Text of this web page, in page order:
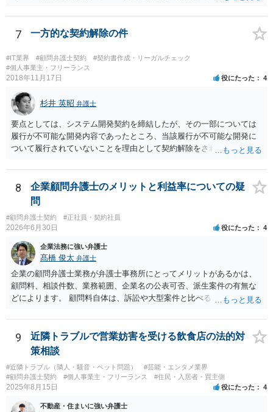
ショットの証拠が縦長や横長に印刷され、文字が間延びしている(読め
ないことはない) →こちらも③と同様であると思います。 以上のとお
り、①～④も訴訟の勝敗に直結するものではないと思われますので、
致命的なミスではないと思います。 もっとも、形式面も仕事の完成物
として当然確認すべきでありますので、今後は気を付けるように弁護
士にお伝えいただいてもよいと思います。
状況です。」 大変悪質ですね。打刻場所のデータと、これまでのタイ
ムカードの虚偽を確認し、突き付けて責任を問題にすることになるで
しょう。 詐欺もありうるでしょうね。 「正しい時間がわからないとい
うタイムカード不正打刻による返還請求はどのようにおこなえばよい
でしょうか？」 想定できる虚偽を前提に、相手と協議して詰めればよ
いかと思います。 確実な記録があれば、それによるのがよいですが、
すべては不可能でしょうので。 相手の言動には早急には返事をせずに
弁護士と相談しながら、対応策を検討する方がよいでしょう。 また、
返還が難しい場合、損害賠償を請求する事はできますでしょうか？ 法
的には可能ですが、立証の問題があります。 協議でも問題にできそう
ですが、調停なども検討できるでしょう。 また、返還請求も損害賠償
請求もせず、「詐欺」として、警察に被害届を出す事は可能でしょう
7 一方的な契約解除の件
#IT業界 #顧問弁護士契約
#契約書作成・リーガルチェック
#個人事業主・フリーランス
2018年11月17日 役にたった 4
杉井 英昭 弁護士
要点としては、システム開発契約を締結したが、その一部については
履行が不可能な開発内容であったところ、当該履行が不可能な開発に
ついて履行されていないことを理由として契約解除をされた。そこ
いうご質問であると理解しました。 まず、「物理的にできない開発で
一方的に契約不履行のように伝えられ」とのことですが、「物理的に
できない」と真に言えるのかどうか、なぜ「物理的にできない開発」
を請け負うことになったのかが問題です。 もし、「物理的にできな
い」という意味が、単に「契約に記載された納期では間に合わない」
ということであれば、それは単純に履行遅滞を理由とする債務不履行
ですから、契約解除は有効です。 「物理的にできない」が、そもそも
そのような開発は理論的に不可能（例えば、タイムマシンを作るとい
う契約等）であれば、契約自体が無効になる可能性があります。 いず
れの場合であっても、結局は、上記の「物理的にできない」部分を除
いた部分は開発完了しているということですから、その部分に相当す
る請負代金は請求できる可能性があります。 ただし、当該開発完了部
分だけでどれくらいの価値があるのか、が問題になります。 一般論は
以上で、より個別的なお話は、詳しい契約内容や開発内容を知る必要
がありますので、正式に弁護士に相談することも検討された方がよい
と思います。
8
企業顧問弁護士のメリットと利益率についての疑
問
#顧問弁護士契約 #正社員・契約社員
2026年6月30日 役にたった 4
企業法務に強い弁護士
髙橋 俊太 弁護士
企業の顧問弁護士業務が弁護士事務所にとってメリットがあるかは、
顧問料、相談件数、業務範囲、企業名の公表可否、派生案件の有無な
どによります。 顧問料自体は、訴訟や大型案件と比べると大きな利益
とってメリットです。また、契約書、労務、債権回収、クレーム対
応、従業員対応など、顧問先から別案件が発生することもあります。
さらに、ある程度知名度のある企業について、実名で顧問先として公
表できるのであれば、事務所の信用や実績としての意味もあります。
一方で、例えば、福利厚生部門の顧問の場合、従業員個人の相談が多
かったり、細かい相談に頻繁に対応する必要があったりすると、顧問
では、特に、顧問契約書において、相談件数、相談方法、回答範囲、
9
近隣トラブルで営業妨害を受ける飲食店の法的対
策相談
#近隣トラブル（隣人・騒音・ペット問題）
#芸能・エンタメ業界
#顧問弁護士契約
#個人事業主・フリーランス #住民・入居者・買主側
2025年8月15日 役にたった 4
不動産・住まいに強い弁護士